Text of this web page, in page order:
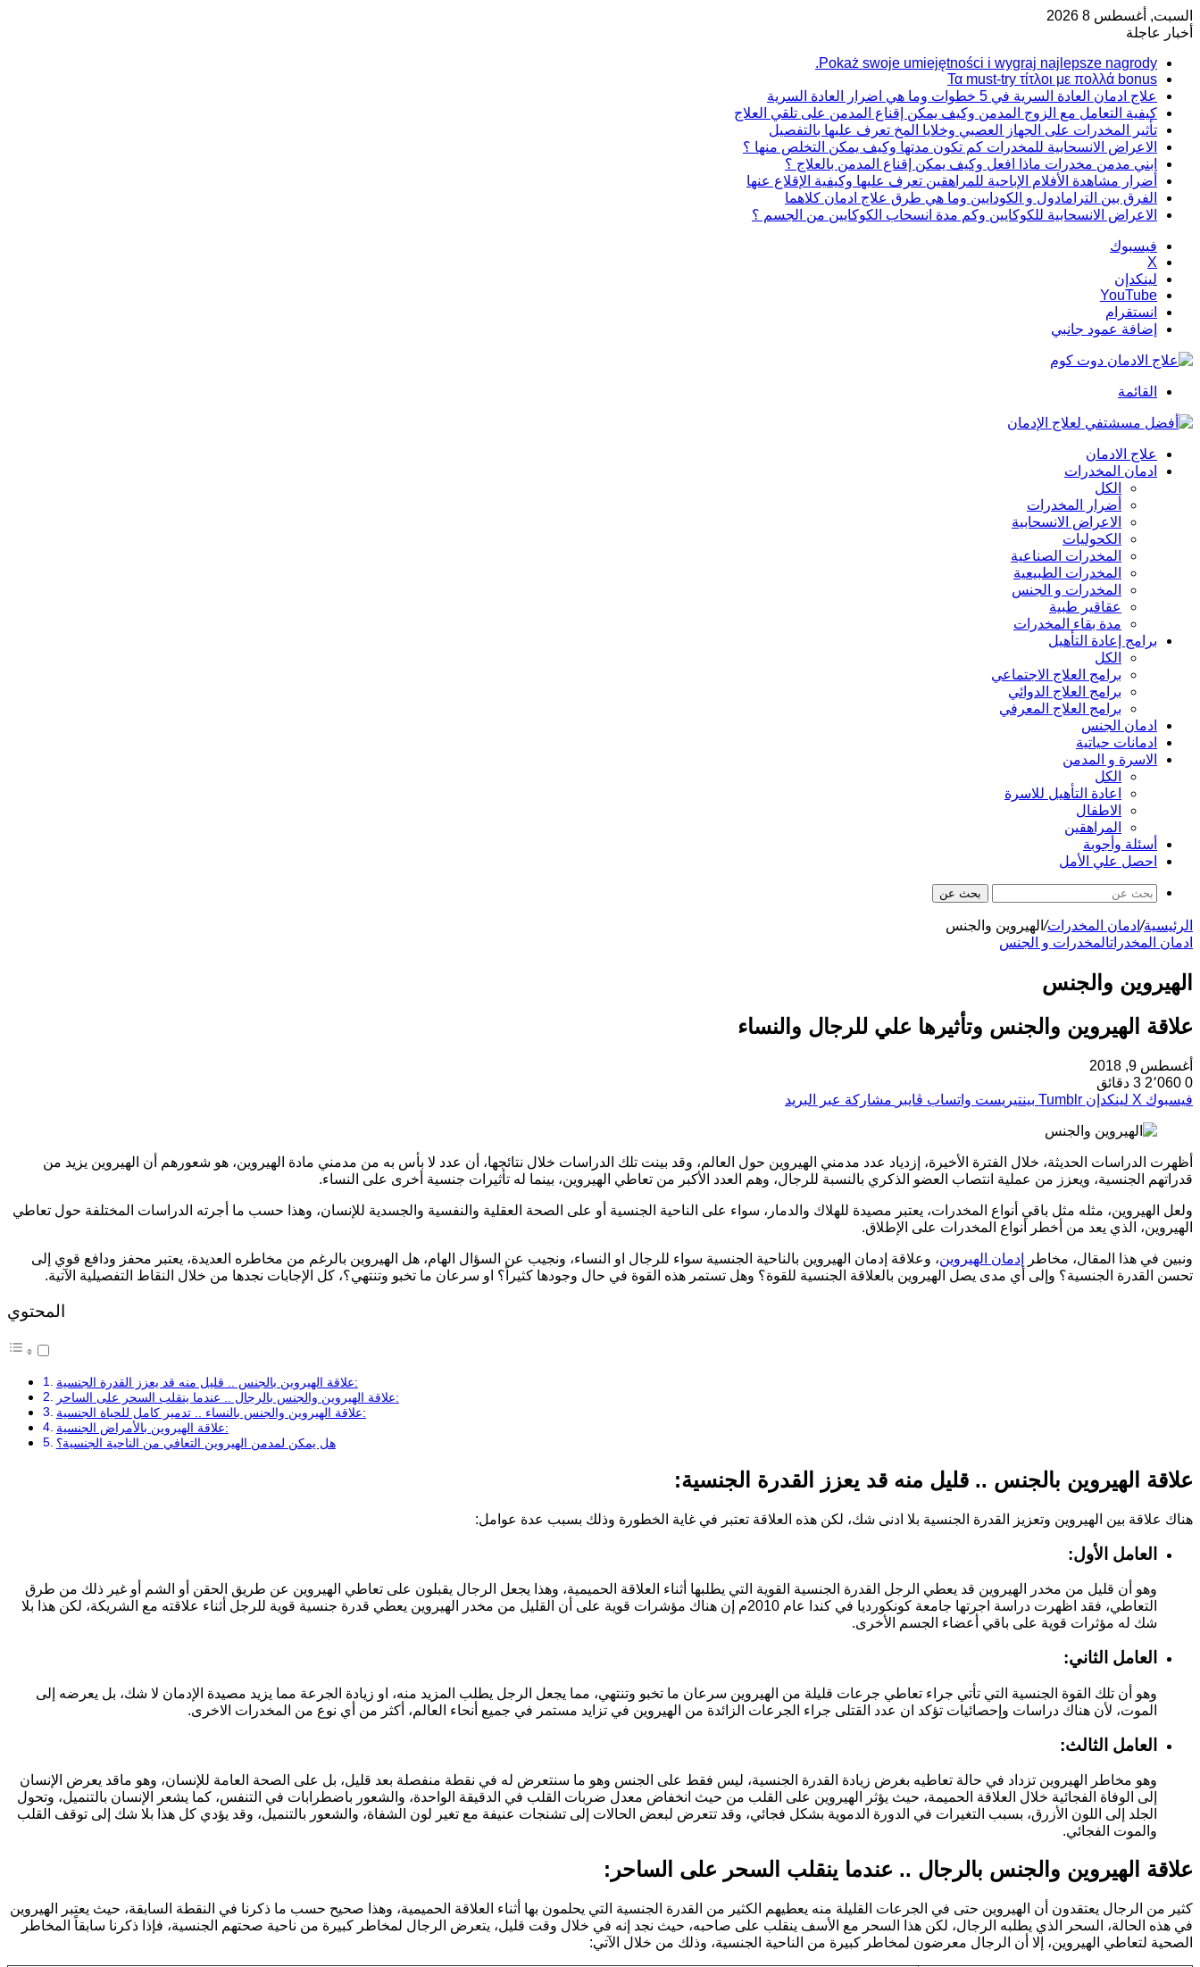
السبت, أغسطس 8 2026
أخبار عاجلة
Pokaż swoje umiejętności i wygraj najlepsze nagrody.
Τα must-try τίτλοι με πολλά bonus
علاج ادمان العادة السرية في 5 خطوات وما هي اضرار العادة السرية
كيفية التعامل مع الزوج المدمن وكيف يمكن إقناع المدمن على تلقي العلاج
تأثير المخدرات على الجهاز العصبي وخلايا المخ تعرف عليها بالتفصيل
الاعراض الانسحابية للمخدرات كم تكون مدتها وكيف يمكن التخلص منها ؟
ابني مدمن مخدرات ماذا افعل وكيف يمكن إقناع المدمن بالعلاج ؟
أضرار مشاهدة الأفلام الإباحية للمراهقين تعرف عليها وكيفية الإقلاع عنها
الفرق بين الترامادول و الكودايين وما هي طرق علاج ادمان كلاهما
الاعراض الانسحابية للكوكايين وكم مدة انسحاب الكوكايين من الجسم ؟
فيسبوك
‫X
لينكدإن
‫YouTube
انستقرام
إضافة عمود جانبي
القائمة
علاج الادمان
ادمان المخدرات
الكل
أضرار المخدرات
الاعراض الانسحابية
الكحوليات
المخدرات الصناعية
المخدرات الطبيعية
المخدرات و الجنس
عقاقير طبية
مدة بقاء المخدرات
برامج إعادة التأهيل
الكل
برامج العلاج الاجتماعي
برامج العلاج الدوائي
برامج العلاج المعرفي
ادمان الجنس
ادمانات حياتية
الاسرة و المدمن
الكل
اعادة التأهيل للاسرة
الاطفال
المراهقين
أسئلة وأجوبة
احصل علي الأمل
بحث عن
الرئيسية/ادمان المخدرات/الهيروين والجنس
ادمان المخدراتالمخدرات و الجنس
الهيروين والجنس
علاقة الهيروين والجنس وتأثيرها علي للرجال والنساء
أغسطس 9, 2018
0
3 دقائق
فيسبوك ‫X لينكدإن بينتيريست واتساب ڤايبر مشاركة عبر البريد
أظهرت الدراسات الحديثة، خلال الفترة الأخيرة، إزدياد عدد مدمني الهيروين حول العالم، وقد بينت تلك الدراسات خلال نتائجها، أن عدد لا بأس به من مدمني مادة الهيروين، هو شعورهم أن الهيروين يزيد من
قدراتهم الجنسية، ويعزز من عملية انتصاب العضو الذكري بالنسبة للرجال، وهم العدد الأكبر من تعاطي الهيروين، بينما له تأثيرات جنسية أخرى على النساء.
ولعل الهيروين، مثله مثل باقي أنواع المخدرات، يعتبر مصيدة للهلاك والدمار، سواء على الناحية الجنسية أو على الصحة العقلية والنفسية والجسدية للإنسان، وهذا حسب ما أجرته الدراسات المختلفة حول تعاطي
الهيروين، الذي يعد من أخطر أنواع المخدرات على الإطلاق.
ونبين في هذا المقال، مخاطر إدمان الهيروين، وعلاقة إدمان الهيروين بالناحية الجنسية سواء للرجال او النساء، ونجيب عن السؤال الهام، هل الهيروين بالرغم من مخاطره العديدة، يعتبر محفز ودافع قوي إلى
تحسن القدرة الجنسية؟ وإلى أي مدى يصل الهيروين بالعلاقة الجنسية للقوة؟ وهل تستمر هذه القوة في حال وجودها كثيراً؟ او سرعان ما تخبو وتنتهي؟، كل الإجابات نجدها من خلال النقاط التفصيلية الآتية.
المحتوي
علاقة الهيروين بالجنس .. قليل منه قد يعزز القدرة الجنسية:
علاقة الهيروين والجنس بالرجال .. عندما ينقلب السحر على الساحر:
علاقة الهيروين والجنس بالنساء .. تدمير كامل للحياة الجنسية:
علاقة الهيروين بالأمراض الجنسية:
هل يمكن لمدمن الهيروين التعافي من الناحية الجنسية؟
علاقة الهيروين بالجنس .. قليل منه قد يعزز القدرة الجنسية:
هناك علاقة بين الهيروين وتعزيز القدرة الجنسية بلا ادنى شك، لكن هذه العلاقة تعتبر في غاية الخطورة وذلك بسبب عدة عوامل:
العامل الأول:
وهو أن قليل من مخدر الهيروين قد يعطي الرجل القدرة الجنسية القوية التي يطلبها أثناء العلاقة الحميمية، وهذا يجعل الرجال يقبلون على تعاطي الهيروين عن طريق الحقن أو الشم أو غير ذلك من طرق
التعاطي، فقد اظهرت دراسة اجرتها جامعة كونكورديا في كندا عام 2010م إن هناك مؤشرات قوية على أن القليل من مخدر الهيروين يعطي قدرة جنسية قوية للرجل أثناء علاقته مع الشريكة، لكن هذا بلا
شك له مؤثرات قوية على باقي أعضاء الجسم الأخرى.
العامل الثاني:
وهو أن تلك القوة الجنسية التي تأتي جراء تعاطي جرعات قليلة من الهيروين سرعان ما تخبو وتنتهي، مما يجعل الرجل يطلب المزيد منه، او زيادة الجرعة مما يزيد مصيدة الإدمان لا شك، بل يعرضه إلى
الموت، لأن هناك دراسات وإحصائيات تؤكد ان عدد القتلى جراء الجرعات الزائدة من الهيروين في تزايد مستمر في جميع أنحاء العالم، أكثر من أي نوع من المخدرات الاخرى.
العامل الثالث:
وهو مخاطر الهيروين تزداد في حالة تعاطيه بغرض زيادة القدرة الجنسية، ليس فقط على الجنس وهو ما سنتعرض له في نقطة منفصلة بعد قليل، بل على الصحة العامة للإنسان، وهو ماقد يعرض الإنسان
إلى الوفاة الفجائية خلال العلاقة الحميمة، حيث يؤثر الهيروين على القلب من حيث انخفاض معدل ضربات القلب في الدقيقة الواحدة، والشعور باضطرابات في التنفس، كما يشعر الإنسان بالتنميل، وتحول
الجلد إلى اللون الأزرق، بسبب التغيرات في الدورة الدموية بشكل فجائي، وقد تتعرض لبعض الحالات إلى تشنجات عنيفة مع تغير لون الشفاة، والشعور بالتنميل، وقد يؤدي كل هذا بلا شك إلى توقف القلب
والموت الفجائي.
علاقة الهيروين والجنس بالرجال .. عندما ينقلب السحر على الساحر:
كثير من الرجال يعتقدون أن الهيروين حتى في الجرعات القليلة منه يعطيهم الكثير من القدرة الجنسية التي يحلمون بها أثناء العلاقة الحميمية، وهذا صحيح حسب ما ذكرنا في النقطة السابقة، حيث يعتبر الهيروين
في هذه الحالة، السحر الذي يطلبه الرجال، لكن هذا السحر مع الأسف ينقلب على صاحبه، حيث نجد إنه في خلال وقت قليل، يتعرض الرجال لمخاطر كبيرة من ناحية صحتهم الجنسية، فإذا ذكرنا سابقاً المخاطر
الصحية لتعاطي الهيروين، إلا أن الرجال معرضون لمخاطر كبيرة من الناحية الجنسية، وذلك من خلال الآتي: